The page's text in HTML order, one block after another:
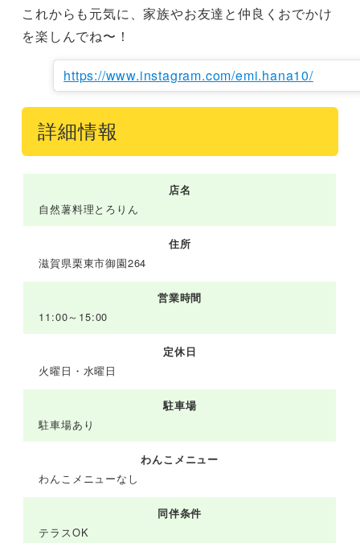
これからも元気に、家族やお友達と仲良くおでかけ
を楽しんでね〜！
https://www.instagram.com/emi.hana10/
詳細情報
店名
自然薯料理とろりん
住所
滋賀県栗東市御園264
営業時間
11:00～15:00
定休日
火曜日・水曜日
駐車場
駐車場あり
わんこメニュー
わんこメニューなし
同伴条件
テラスOK